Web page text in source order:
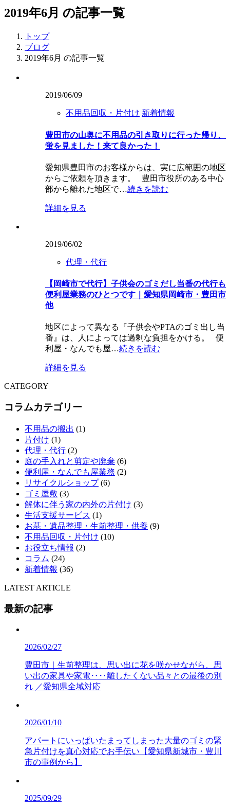
2019年6月 の記事一覧
トップ
ブログ
2019年6月 の記事一覧
2019/06/09
不用品回収・片付け 新着情報
豊田市の山奥に不用品の引き取りに行った帰り、
蛍を見ました！来て良かった！
愛知県豊田市のお客様からは、実に広範囲の地区
からご依頼を頂きます。 豊田市役所のある中心
部から離れた地区で…続きを読む
詳細を見る
2019/06/02
代理・代行
【岡崎市で代行】子供会のゴミだし当番の代行も
便利屋業務のひとつです｜愛知県岡崎市・豊田市
他
地区によって異なる『子供会やPTAのゴミ出し当
番』は、人によっては過剰な負担をかける。 便
利屋・なんでも屋…続きを読む
詳細を見る
CATEGORY
コラムカテゴリー
不用品の搬出 (1)
片付け (1)
代理・代行 (2)
庭の手入れと剪定や廃棄 (6)
便利屋・なんでも屋業務 (2)
リサイクルショップ(6)
ゴミ屋敷 (3)
解体に伴う家の内外の片付け (3)
生活支援サービス (1)
お墓・遺品整理・生前整理・供養 (9)
不用品回収・片付け (10)
お役立ち情報 (2)
コラム (24)
新着情報 (36)
LATEST ARTICLE
最新の記事
2026/02/27
豊田市｜生前整理は、思い出に花を咲かせながら、思
い出の家具や家電‥‥離したくない品々との最後の別
れ ／愛知県全域対応
2026/01/10
アパートにいっぱいたまってしまった大量のゴミの緊
急片付けを真心対応でお手伝い【愛知県新城市・豊川
市の事例から】
2025/09/29